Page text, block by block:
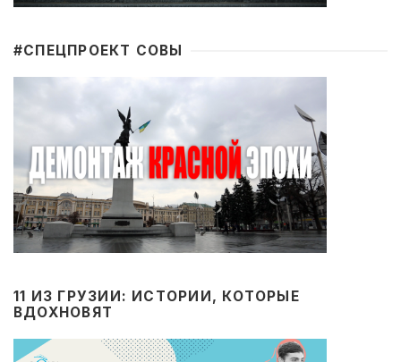
#CПЕЦПРОЕКТ СОВЫ
11 ИЗ ГРУЗИИ: ИСТОРИИ, КОТОРЫЕ
ВДОХНОВЯТ